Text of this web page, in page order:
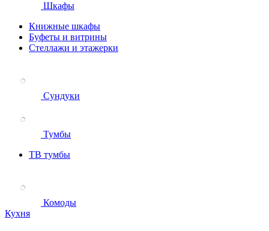
Шкафы
Книжные шкафы
Буфеты и витрины
Стеллажи и этажерки
Сундуки
Тумбы
ТВ тумбы
Комоды
Кухня